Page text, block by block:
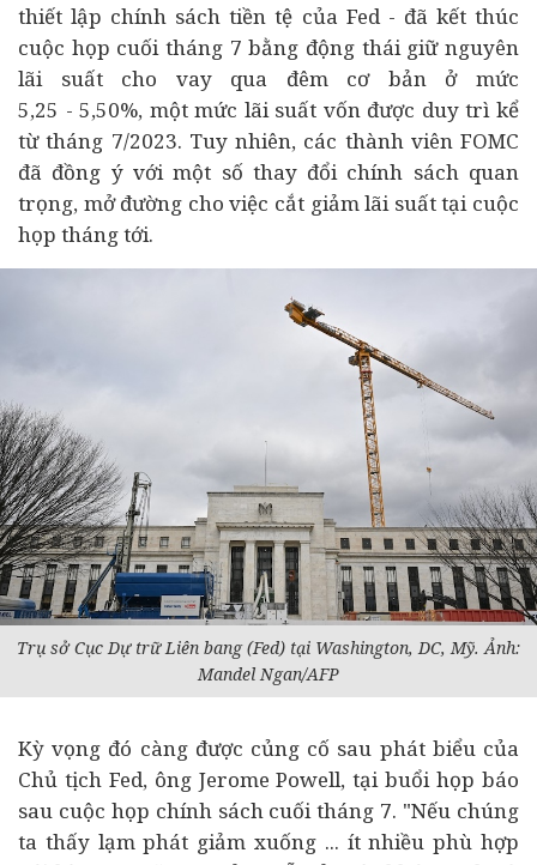
thiết lập chính sách tiền tệ của Fed - đã kết thúc
cuộc họp cuối tháng 7 bằng động thái giữ nguyên
lãi suất cho vay qua đêm cơ bản ở mức
5,25 - 5,50%, một mức lãi suất vốn được duy trì kể
từ tháng 7/2023. Tuy nhiên, các thành viên FOMC
đã đồng ý với một số thay đổi chính sách quan
trọng, mở đường cho việc cắt giảm lãi suất tại cuộc
họp tháng tới.
Trụ sở Cục Dự trữ Liên bang (Fed) tại Washington, DC, Mỹ. Ảnh:
Mandel Ngan/AFP
Kỳ vọng đó càng được củng cố sau phát biểu của
Chủ tịch Fed, ông Jerome Powell, tại buổi họp báo
sau cuộc họp chính sách cuối tháng 7. "Nếu chúng
ta thấy lạm phát giảm xuống ... ít nhiều phù hợp